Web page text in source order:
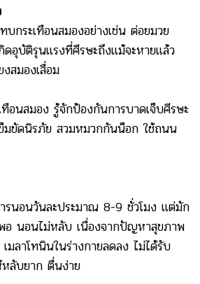
บกระเทือนสมองอย่างเช่น ต่อยมวย
อุบัติรุนแรงที่ศีรษะถึงแม้จะหายแล้ว
สมองเสื่อม
อนสมอง รู้จักป้องกันการบาดเจ็บศีรษะ
มขัดนิรภัย สวมหมวกกันน็อก ใช้ถนน
รนอนวันละประมาณ 8-9 ชั่วโมง แต่มัก
อ นอนไม่หลับ เนื่องจากปัญหาสุขภาพ
มลาโทนินในร่างกายลดลง ไม่ได้รับ
ลับยาก ตื่นง่าย